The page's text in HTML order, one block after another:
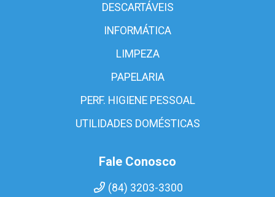
DESCARTÁVEIS
INFORMÁTICA
LIMPEZA
PAPELARIA
PERF. HIGIENE PESSOAL
UTILIDADES DOMÉSTICAS
Fale Conosco
(84) 3203-3300